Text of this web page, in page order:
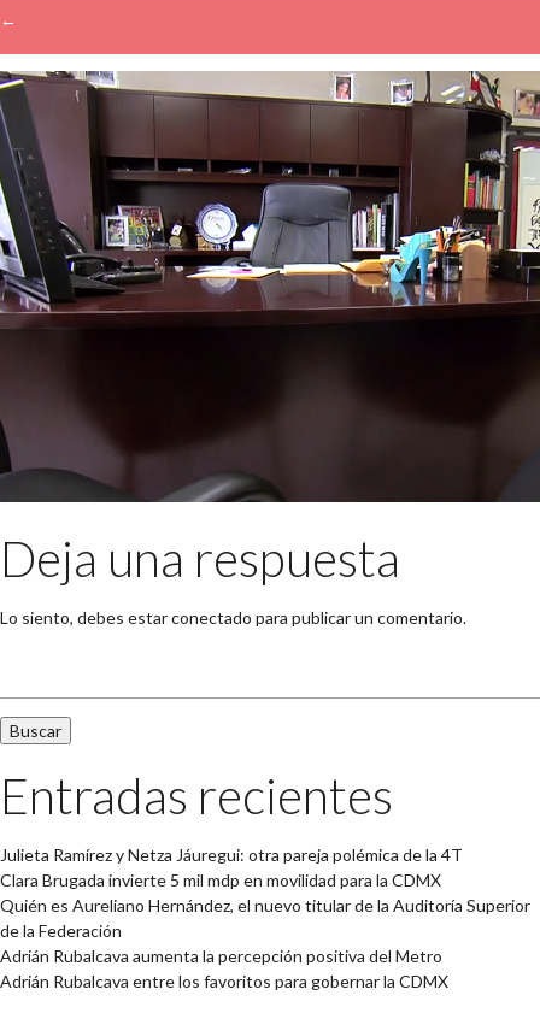
←
→
Deja una respuesta
Lo siento, debes estarconectado para publicar un comentario.
Entradas recientes
Julieta Ramírez y Netza Jáuregui: otra pareja polémica de la 4T
Clara Brugada invierte 5 mil mdp en movilidad para la CDMX
Quién es Aureliano Hernández, el nuevo titular de la Auditoría Superior
de la Federación
Adrián Rubalcava aumenta la percepción positiva del Metro
Adrián Rubalcava entre los favoritos para gobernar la CDMX